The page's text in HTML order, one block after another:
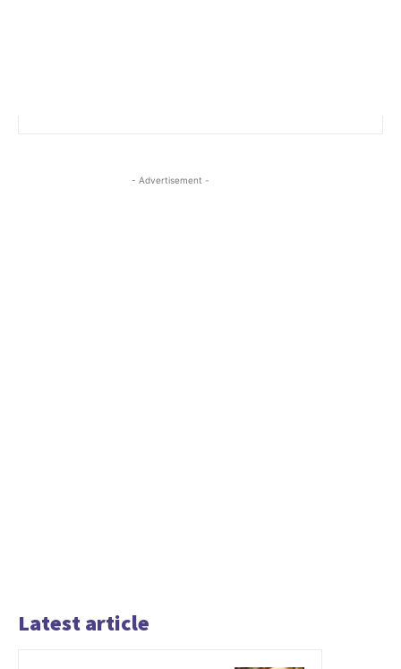
- Advertisement -
Latest article